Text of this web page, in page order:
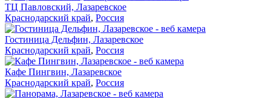
ТЦ Павловский, Лазаревское
Краснодарский край, Россия
Гостиница Дельфин, Лазаревское
Краснодарский край, Россия
Кафе Пингвин, Лазаревское
Краснодарский край, Россия